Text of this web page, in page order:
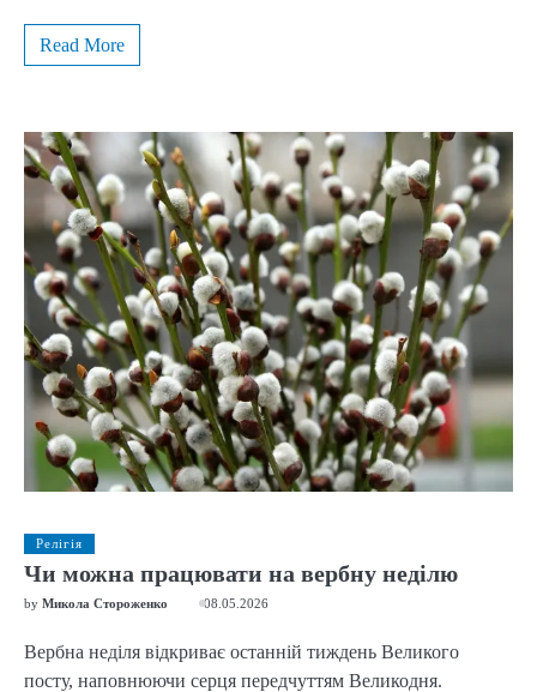
Read More
Релігія
Чи можна працювати на вербну неділю
by Микола Стороженко 08.05.2026
Вербна неділя відкриває останній тиждень Великого
посту, наповнюючи серця передчуттям Великодня.